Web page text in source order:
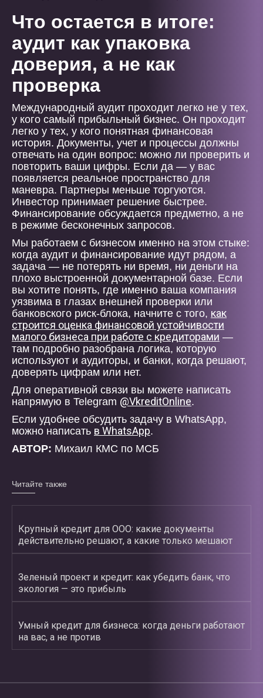
Что остается в итоге:
аудит как упаковка
доверия, а не как
проверка
Международный аудит проходит легко не у тех,
у кого самый прибыльный бизнес. Он проходит
легко у тех, у кого понятная финансовая
история. Документы, учет и процессы должны
отвечать на один вопрос: можно ли проверить и
повторить ваши цифры. Если да — у вас
появляется реальное пространство для
маневра. Партнеры меньше торгуются.
Инвестор принимает решение быстрее.
Финансирование обсуждается предметно, а не
в режиме бесконечных запросов.
Мы работаем с бизнесом именно на этом стыке:
когда аудит и финансирование идут рядом, а
задача — не потерять ни время, ни деньги на
плохо выстроенной документарной базе. Если
вы хотите понять, где именно ваша компания
уязвима в глазах внешней проверки или
банковского риск-блока, начните с того, как
строится оценка финансовой устойчивости
малого бизнеса при работе с кредиторами —
там подробно разобрана логика, которую
используют и аудиторы, и банки, когда решают,
доверять цифрам или нет.
Для оперативной связи вы можете написать
напрямую в Telegram @VkreditOnline.
Если удобнее обсудить задачу в WhatsApp,
можно написать в WhatsApp.
АВТОР: Михаил КМС по МСБ
Читайте также
Крупный кредит для ООО: какие документы
действительно решают, а какие только мешают
Зеленый проект и кредит: как убедить банк, что
экология — это прибыль
Умный кредит для бизнеса: когда деньги работают
на вас, а не против